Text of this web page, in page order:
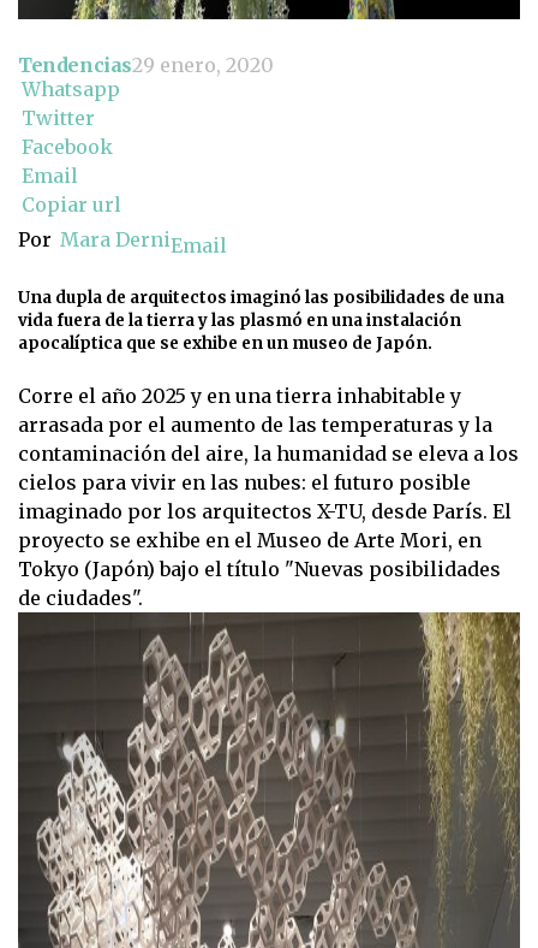
Tendencias29 enero, 2020
Whatsapp
Twitter
Facebook
Email
Copiar url
Por Mara DerniEmail
Una dupla de arquitectos imaginó las posibilidades de una
vida fuera de la tierra y las plasmó en una instalación
apocalíptica que se exhibe en un museo de Japón.
Corre el año 2025 y en una tierra inhabitable y
arrasada por el aumento de las temperaturas y la
contaminación del aire, la humanidad se eleva a los
cielos para vivir en las nubes: el futuro posible
imaginado por los arquitectos X-TU, desde París. El
proyecto se exhibe en el Museo de Arte Mori, en
Tokyo (Japón) bajo el título "Nuevas posibilidades
de ciudades".